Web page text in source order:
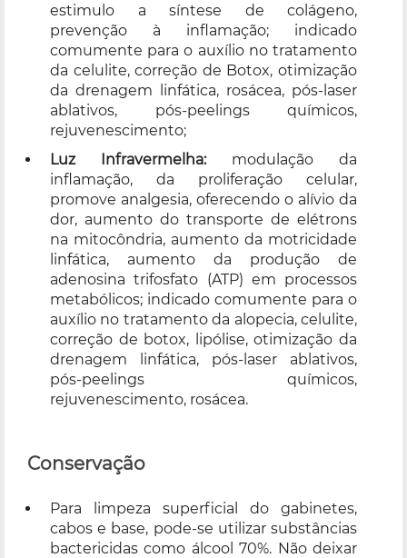
estimulo a síntese de colágeno,
prevenção à inflamação; indicado
comumente para o auxílio no tratamento
da celulite, correção de Botox, otimização
da drenagem linfática, rosácea, pós-laser
ablativos, pós-peelings químicos,
rejuvenescimento;
Luz Infravermelha:modulação da
inflamação, da proliferação celular,
promove analgesia, oferecendo o alívio da
dor, aumento do transporte de elétrons
na mitocôndria, aumento da motricidade
linfática, aumento da produção de
adenosina trifosfato (ATP) em processos
metabólicos; indicado comumente para o
auxílio no tratamento da alopecia, celulite,
correção de botox, lipólise, otimização da
drenagem linfática, pós-laser ablativos,
pós-peelings químicos,
rejuvenescimento, rosácea.
Conservação
Para limpeza superficial do gabinetes,
cabos e base, pode-se utilizar substâncias
bactericidas como álcool 70%. Não deixar